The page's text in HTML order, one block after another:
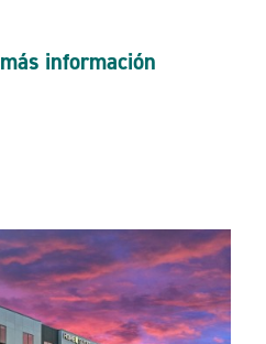
más información